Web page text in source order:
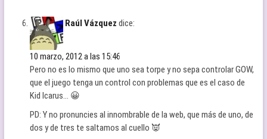
Raúl Vázquez dice:
10 marzo, 2012 a las 15:46
Pero no es lo mismo que uno sea torpe y no sepa controlar GOW,
que el juego tenga un control con problemas que es el caso de
Kid Icarus… 😀
PD: Y no pronuncies al innombrable de la web, que más de uno, de
dos y de tres te saltamos al cuello 👿